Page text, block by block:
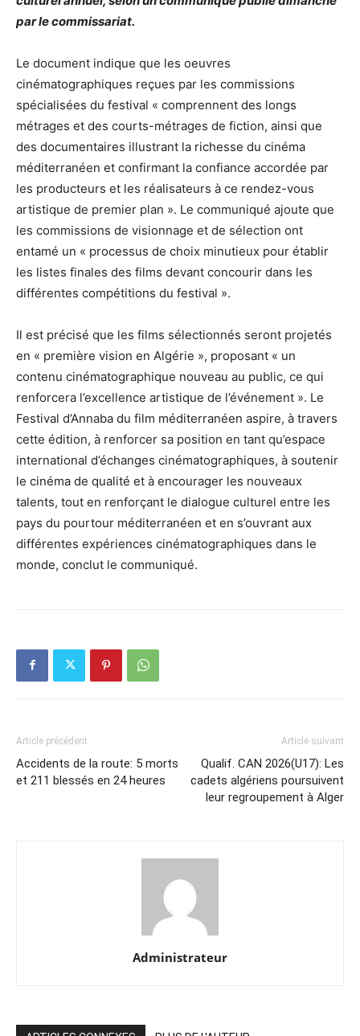
par le commissariat.
Le document indique que les oeuvres
cinématographiques reçues par les commissions
spécialisées du festival « comprennent des longs
métrages et des courts-métrages de fiction, ainsi que
des documentaires illustrant la richesse du cinéma
méditerranéen et confirmant la confiance accordée par
les producteurs et les réalisateurs à ce rendez-vous
artistique de premier plan ». Le communiqué ajoute que
les commissions de visionnage et de sélection ont
entamé un « processus de choix minutieux pour établir
les listes finales des films devant concourir dans les
différentes compétitions du festival ».
Il est précisé que les films sélectionnés seront projetés
en « première vision en Algérie », proposant « un
contenu cinématographique nouveau au public, ce qui
renforcera l’excellence artistique de l’événement ». Le
Festival d’Annaba du film méditerranéen aspire, à travers
cette édition, à renforcer sa position en tant qu’espace
international d’échanges cinématographiques, à soutenir
le cinéma de qualité et à encourager les nouveaux
talents, tout en renforçant le dialogue culturel entre les
pays du pourtour méditerranéen et en s’ouvrant aux
différentes expériences cinématographiques dans le
monde, conclut le communiqué.
Article précédent
Accidents de la route: 5 morts
et 211 blessés en 24 heures
Article suivant
Qualif. CAN 2026(U17): Les
cadets algériens poursuivent
leur regroupement à Alger
Administrateur